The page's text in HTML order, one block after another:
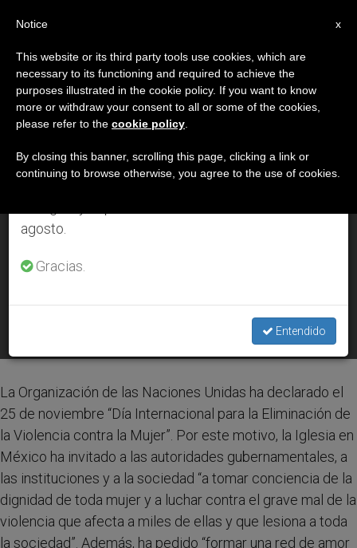
DÍA
Noviembre 25th, 2013
ÚLTIMAS NOTICIAS
México: Los obispos se pronuncian contra la violencia hacia
NOV 25, 2013 00:00
La Organización de las Naciones Unidas ha declarado el
25 de noviembre “Día Internacional para la Eliminación de
la Violencia contra la Mujer”. Por este motivo, la Iglesia en
México ha invitado a las autoridades gubernamentales, a
las instituciones y a la sociedad “a tomar conciencia de la
dignidad de toda mujer y a luchar contra el grave mal de la
violencia que afecta a miles de ellas y que lesiona a toda
la sociedad”. Además, ha pedido “formar una red de amor
×
Aviso importante
Del 27 de julio al 7 de agosto haremos la pausa
anual, aprovechando que en el periodo de verano
se generan menos informaciones y también el
agosto.
Gracias.
Entendido
x
Notice
This website or its third party tools use cookies, which are
necessary to its functioning and required to achieve the
purposes illustrated in the cookie policy. If you want to know
more or withdraw your consent to all or some of the cookies,
please refer to the cookie policy
By closing this banner, scrolling this page, clicking a link or
continuing to browse otherwise, you agree to the use of cookies.